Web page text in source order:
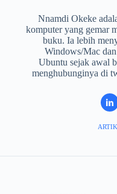
Nnamdi Okeke
komputer yang gemar
buku. Ia lebih
Windows/Mac
Ubuntu sejak awal
menghubunginya di